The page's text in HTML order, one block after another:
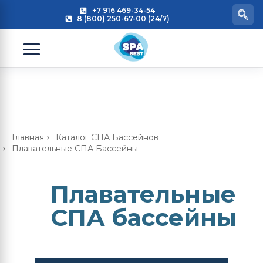
+7 916 469-34-54
8 (800) 250-67-00 (24/7)
Главная
Каталог СПА Бассейнов
Плавательные СПА Бассейны
Плавательные
СПА бассейны